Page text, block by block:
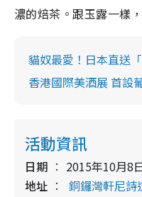
濃的焙茶。跟玉露一樣
貓奴最愛！日本直送
香港國際美酒展 首設
活動資訊
日期
2015年10月8
地址
銅鑼灣軒尼詩